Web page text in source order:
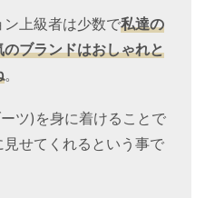
ン上級者は少数で私達の
ブランドはおしゃれと
。
ツ)を身に着けることで
せてくれるという事で